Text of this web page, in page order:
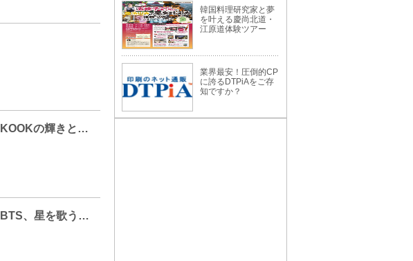
ビジュアル＆場面写真が解禁！世界的ポップスター JUNG KOOKの輝きと苦悩に迫ったドキュメンタリー『JUNG KOOK I AM STILL THE ORIGINAL』ディズニープラスで12月3日（火）より独占配信
THE FACT MUSIC AWARDS EXHIBITION「B★VERSE（BTS、星を歌う）」寺田倉庫にて再展示中！最終日は６月23日(日)
韓国料理研究家と夢
を叶える慶尚北道・
江原道体験ツアー
業界最安！圧倒的CP
に誇るDTPiAをご存
知ですか？